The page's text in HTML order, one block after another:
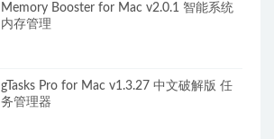
Memory Booster for Mac v2.0.1 智能系统
内存管理
gTasks Pro for Mac v1.3.27 中文破解版 任
务管理器